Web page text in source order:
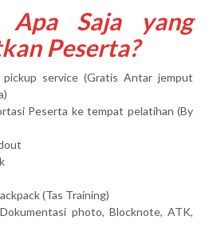
Apa Saja yang
Peserta?
pickup service (Gratis Antar jemput
Peserta ke tempat pelatihan (By
(Tas Training)
photo, Blocknote, ATK,